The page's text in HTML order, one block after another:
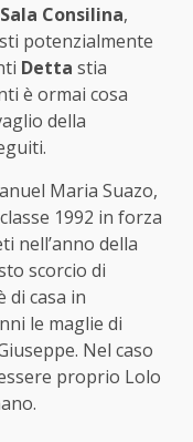
Consilina,
potenzialmente
Detta stia
è ormai cosa
della
Maria Suazo,
1992 in forza
nell’anno della
scorcio di
di casa in
le maglie di
Nel caso
proprio Lolo